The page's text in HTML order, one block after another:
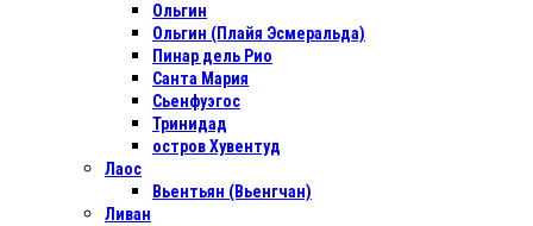
Ольгин
Ольгин (Плайя Эсмеральда)
Пинар дель Рио
Санта Мария
Сьенфуэгос
Тринидад
остров Хувентуд
Лаос
Вьентьян (Вьенгчан)
Ливан